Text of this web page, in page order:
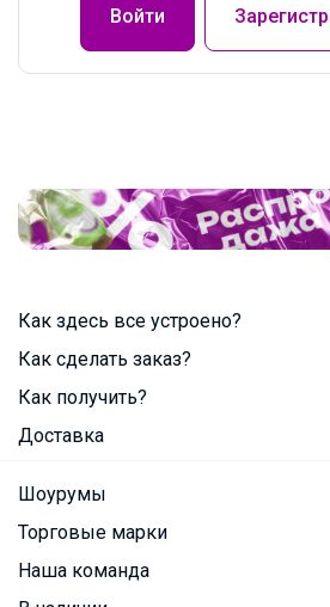
Войти
Как здесь все устроено?
Как сделать заказ?
Как получить?
Доставка
Шоурумы
Торговые марки
Наша команда